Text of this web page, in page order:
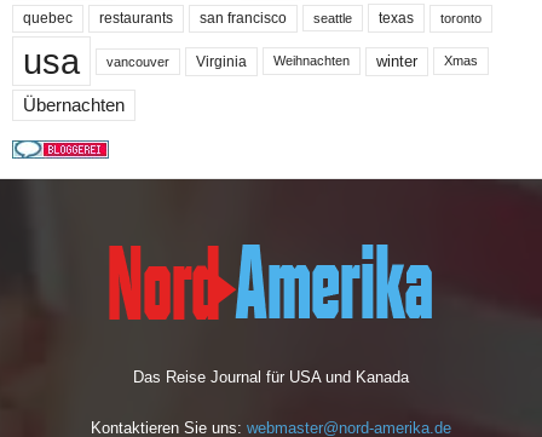
quebec restaurants san francisco seattle texas toronto
usa vancouver Virginia Weihnachten winter Xmas
Übernachten
Das Reise Journal für USA und Kanada
Kontaktieren Sie uns: webmaster@nord-amerika.de